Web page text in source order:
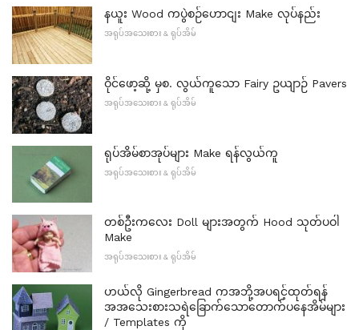
နယူး Wood ကပွဲစဉ်ဟောငျး Make လုပ်နည်း
အရုပ်အသေးစား & ရုပ်အိမ်
ဝိုင်ဖော့ဆို့ မှစ. လွယ်ကူသော Fairy ဥယျာဉ် Pavers
အရုပ်အသေးစား & ရုပ်အိမ်
ရုပ်အိမ်စာအုပ်များ Make ရန်လွယ်ကူ
အရုပ်အသေးစား & ရုပ်အိမ်
တစ်ဦးကလေး Doll များအတွက် Hood သုတ်ပဝါ
Make
အရုပ်အသေးစား & ရုပ်အိမ်
ဟယ်လို Gingerbread ကအဘို့အပရင့်ထုတ်ရန်
အအသေးစားသရဲခြောက်သောတောက်ပနေအိမ်များ
/ Templates ကို